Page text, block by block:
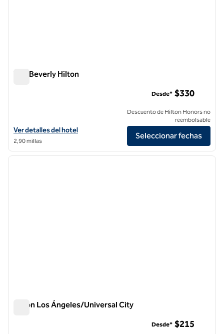
The Beverly Hilton
Ver detalles del hotel The Beverly Hilton
Ver detalles del hotel
2,90 millas
Desde* $330
Descuento de Hilton Honors no
reembolsable
Seleccionar fechas
1/11
1 de 11
Hilton Los Ángeles/Universal City
Desde* $215